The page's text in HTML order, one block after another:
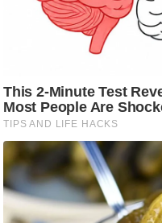
ल
टे
क्नॉ
लॉ
जी
ब्यू
टी